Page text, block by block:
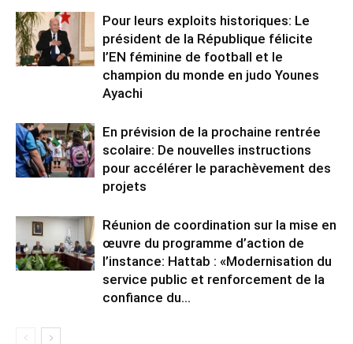
Pour leurs exploits historiques: Le
président de la République félicite
l’EN féminine de football et le
champion du monde en judo Younes
Ayachi
En prévision de la prochaine rentrée
scolaire: De nouvelles instructions
pour accélérer le parachèvement des
projets
Réunion de coordination sur la mise en
œuvre du programme d’action de
l’instance: Hattab : «Modernisation du
service public et renforcement de la
confiance du...